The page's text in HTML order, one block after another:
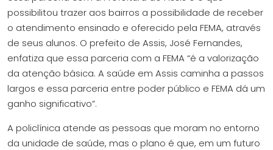
possibilitou trazer aos bairros a possibilidade de receber
o atendimento ensinado e oferecido pela FEMA, através
de seus alunos. O prefeito de Assis, José Fernandes,
enfatiza que essa parceria com a FEMA “é a valorização
da atenção básica. A saúde em Assis caminha a passos
largos e essa parceria entre poder público e FEMA dá um
ganho significativo”.
A policlínica atende as pessoas que moram no entorno
da unidade de saúde, mas o plano é que, em um futuro